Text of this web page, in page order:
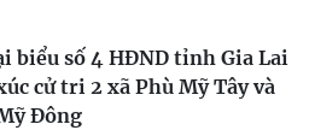
biểu số 4 HĐND tỉnh Gia Lai
cử tri 2 xã Phù Mỹ Tây và
Đông